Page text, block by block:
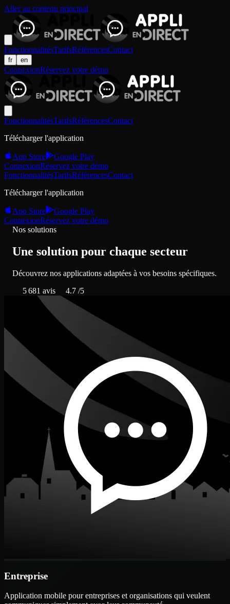
Aller au contenu principal
FonctionnalitésTarifsRéférencesContact
fr en
ConnexionRéservez votre démo
FonctionnalitésTarifsRéférencesContact
Télécharger l'application
App Store
Google Play
ConnexionRéservez votre démo
FonctionnalitésTarifsRéférencesContact
Télécharger l'application
App Store
Google Play
ConnexionRéservez votre démo
Nos solutions
Une solution pour chaque secteur
Découvrez nos applications adaptées à vos besoins spécifiques.
5 681 avis 4.7 /5
Entreprise
Application mobile pour entreprises et organisations qui veulent